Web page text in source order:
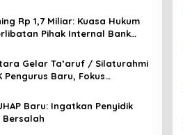
Rp 1,7 Miliar: Kuasa Hukum
Pihak Internal Bank
Gelar Ta’aruf / Silaturahmi
Pengurus Baru, Fokus
Baru: Ingatkan Penyidik